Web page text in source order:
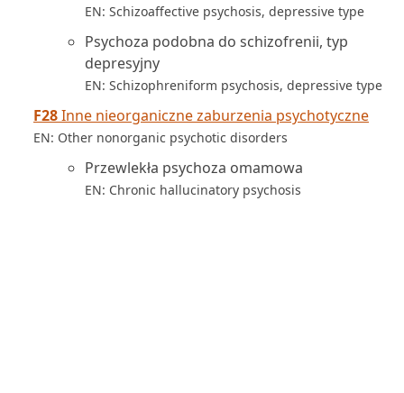
EN: Schizoaffective psychosis, depressive type
Psychoza podobna do schizofrenii, typ
depresyjny
EN: Schizophreniform psychosis, depressive type
F28Inne nieorganiczne zaburzenia psychotyczne
EN: Other nonorganic psychotic disorders
Przewlekła psychoza omamowa
EN: Chronic hallucinatory psychosis